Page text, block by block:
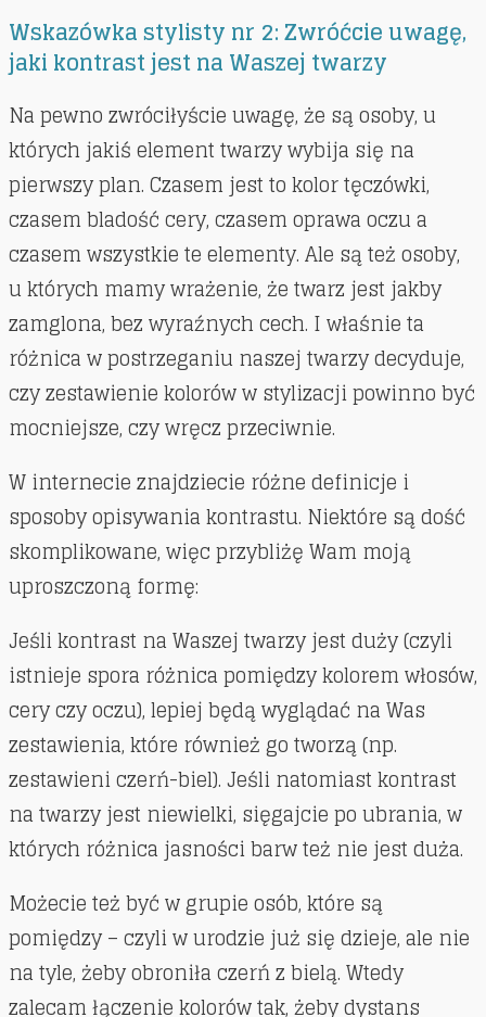
Wskazówka stylisty nr 2: Zwróćcie uwagę,
jaki kontrast jest na Waszej twarzy
Na pewno zwróciłyście uwagę, że są osoby, u
których jakiś element twarzy wybija się na
pierwszy plan. Czasem jest to kolor tęczówki,
czasem bladość cery, czasem oprawa oczu a
czasem wszystkie te elementy. Ale są też osoby,
u których mamy wrażenie, że twarz jest jakby
zamglona, bez wyraźnych cech. I właśnie ta
różnica w postrzeganiu naszej twarzy decyduje,
czy zestawienie kolorów w stylizacji powinno być
mocniejsze, czy wręcz przeciwnie.
W internecie znajdziecie różne definicje i
sposoby opisywania kontrastu. Niektóre są dość
skomplikowane, więc przybliżę Wam moją
uproszczoną formę:
Jeśli kontrast na Waszej twarzy jest duży (czyli
istnieje spora różnica pomiędzy kolorem włosów,
cery czy oczu), lepiej będą wyglądać na Was
zestawienia, które również go tworzą (np.
zestawieni czerń-biel). Jeśli natomiast kontrast
na twarzy jest niewielki, sięgajcie po ubrania, w
których różnica jasności barw też nie jest duża.
Możecie też być w grupie osób, które są
pomiędzy – czyli w urodzie już się dzieje, ale nie
na tyle, żeby obroniła czerń z bielą. Wtedy
zalecam łączenie kolorów tak, żeby dystans